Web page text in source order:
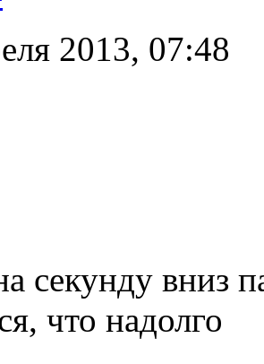
2013, 07:48
секунду вниз
что надолго